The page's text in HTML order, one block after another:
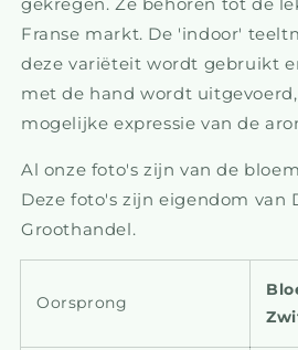
Franse markt. De 'indoor'
deze variëteit wordt gebruikt
met de hand wordt
mogelijke expressie van de
Al onze foto's zijn van de
Deze foto's zijn eigendom van
Groothandel.
Oorsprong